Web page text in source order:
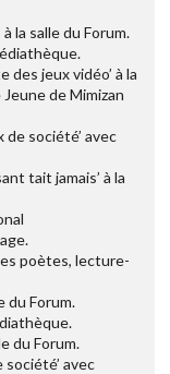
la salle du Forum.
des jeux vidéo’ à la
de Mimizan
de société’ avec
tait jamais’ à la
poètes, lecture-
du Forum.
du Forum.
société’ avec